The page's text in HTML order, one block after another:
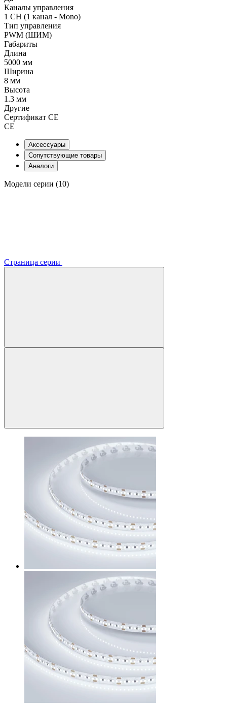
Каналы управления
1 CH (1 канал - Mono)
Тип управления
PWM (ШИМ)
Габариты
Длина
5000 мм
Ширина
8 мм
Высота
1.3 мм
Другие
Сертификат CE
CE
Аксессуары
Сопутствующие товары
Аналоги
Модели серии (10)
Страница серии